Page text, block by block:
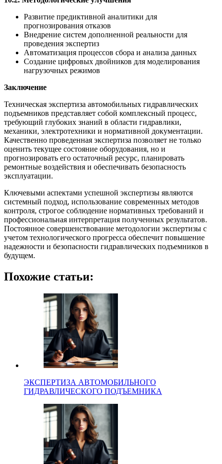
Развитие предиктивной аналитики для
прогнозирования отказов
Внедрение систем дополненной реальности для
проведения экспертиз
Автоматизация процессов сбора и анализа данных
Создание цифровых двойников для моделирования
нагрузочных режимов
Заключение
Техническая экспертиза автомобильных гидравлических
подъемников представляет собой комплексный процесс,
требующий глубоких знаний в области гидравлики,
механики, электротехники и нормативной документации.
Качественно проведенная экспертиза позволяет не только
оценить текущее состояние оборудования, но и
прогнозировать его остаточный ресурс, планировать
ремонтные воздействия и обеспечивать безопасность
эксплуатации.
Ключевыми аспектами успешной экспертизы являются
системный подход, использование современных методов
контроля, строгое соблюдение нормативных требований и
профессиональная интерпретация полученных результатов.
Постоянное совершенствование методологии экспертизы с
учетом технологического прогресса обеспечит повышение
надежности и безопасности гидравлических подъемников в
будущем.
Похожие статьи:
ЭКСПЕРТИЗА АВТОМОБИЛЬНОГО
ГИДРАВЛИЧЕСКОГО ПОДЪЕМНИКА